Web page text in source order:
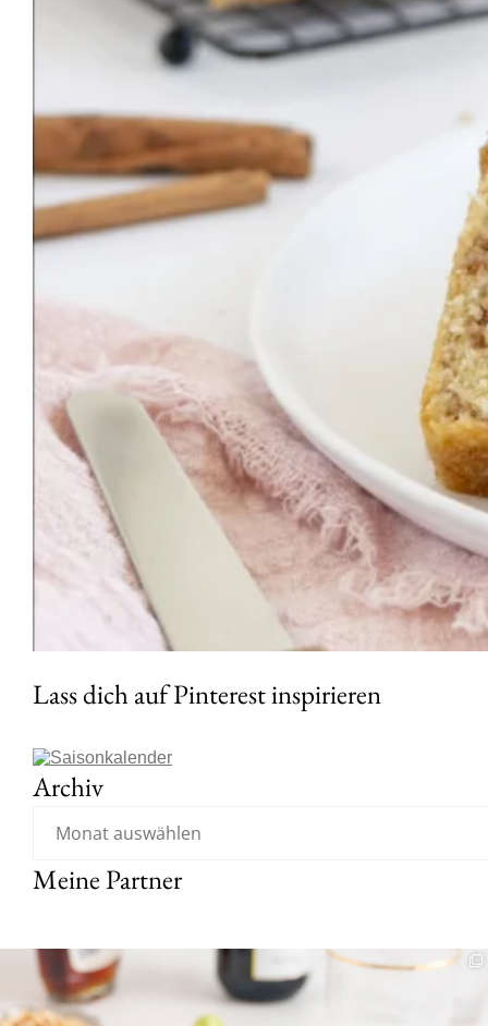
Lass dich auf Pinterest inspirieren
Archiv
Meine Partner